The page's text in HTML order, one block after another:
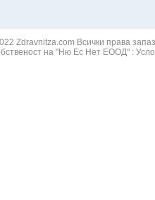
Zdravnitza.com Всички права
на "Ню Ес Нет ЕООД" :